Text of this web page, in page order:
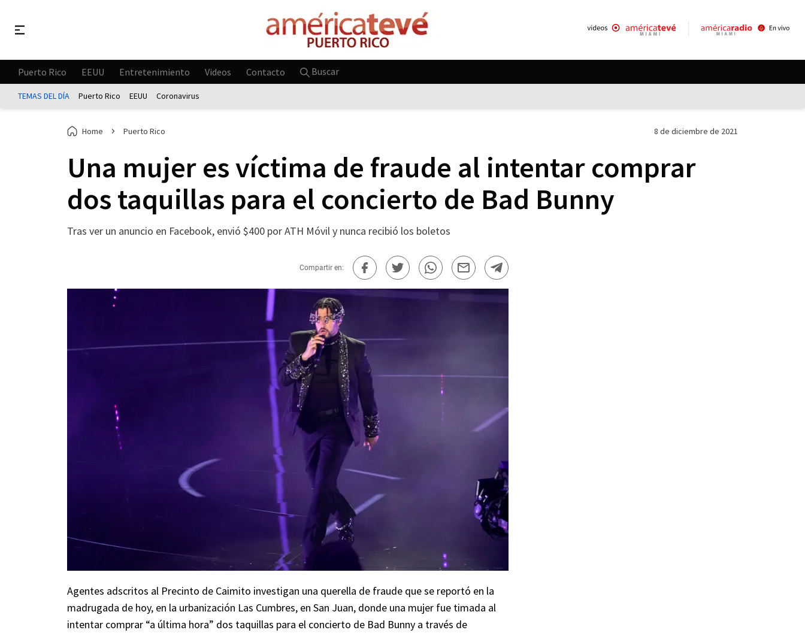
Puerto Rico EEUU Entretenimiento Videos Contacto Buscar
TEMAS DEL DÍA Puerto Rico EEUU Coronavirus
Home Puerto Rico 8 de diciembre de 2021
Una mujer es víctima de fraude al intentar comprar
dos taquillas para el concierto de Bad Bunny
Tras ver un anuncio en Facebook, envió $400 por ATH Móvil y nunca recibió los boletos
Compartir en:
Agentes adscritos al Precinto de Caimito investigan una querella de fraude que se reportó en la
madrugada de hoy, en la urbanización Las Cumbres, en San Juan, donde una mujer fue timada al
intentar comprar “a última hora” dos taquillas para el concierto de Bad Bunny a través de